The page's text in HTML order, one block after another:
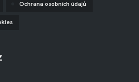
Ochrana osobních údajů